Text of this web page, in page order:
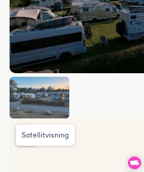
Satellitvisning